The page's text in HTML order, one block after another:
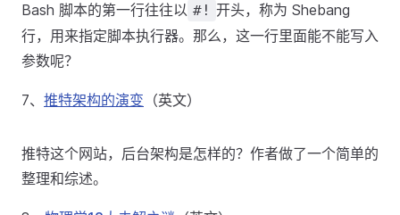
Bash 脚本的第一行往往以 #! 开头，称为 Shebang
行，用来指定脚本执行器。那么，这一行里面能不能写入
参数呢？
7、 推特架构的演变 （英文）
推特这个网站，后台架构是怎样的？作者做了一个简单的
整理和综述。